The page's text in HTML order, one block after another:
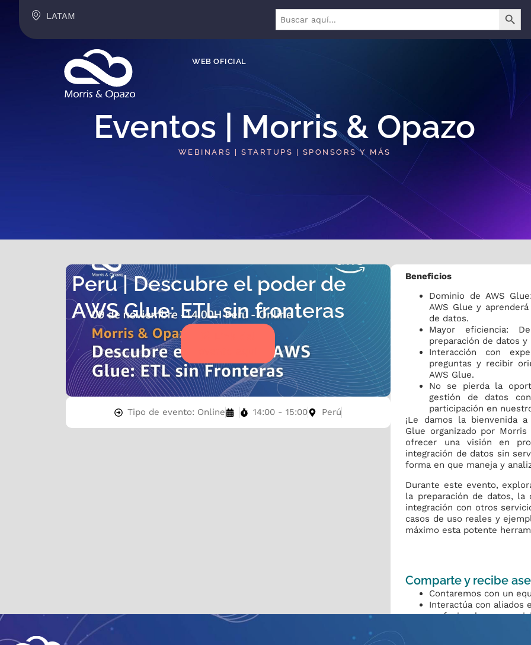
LATAM Buscar:
BOTÓN
WEB OFICIAL
Eventos | Morris & Opazo​
WEBINARS | STARTUPS | SPONSORS Y MÁS
Perú | Descubre el poder de
AWS Glue: ETL sin fronteras
Tipo de evento: Online 14:00 - 15:00 Perú
Beneficios
Dominio de AWS
AWS Glue y
de datos.
Mayor eficiencia:
preparación de datos
Interacción con
preguntas y recibir
AWS Glue.
No se pierda la
gestión de datos
participación en
¡Le damos la bienvenida
Glue organizado por
ofrecer una visión en
integración de datos sin
forma en que maneja y
Durante este evento,
la preparación de datos,
integración con otros
casos de uso reales y
máximo esta potente
Comparte y recibe
Contaremos con un
Interactúa con aliados
profesionales en
nube hasta